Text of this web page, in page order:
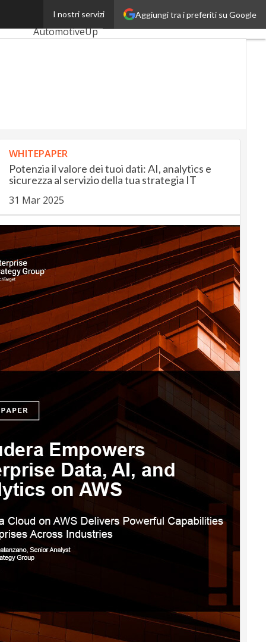
Aggiungi tra i preferiti su Google
I nostri servizi
Ultimi articoli
AutomotiveUp
Proptech
Startup
WHITEPAPER
Potenzia il valore dei tuoi dati: AI, analytics e
sicurezza al servizio della tua strategia IT
31 Mar 2025